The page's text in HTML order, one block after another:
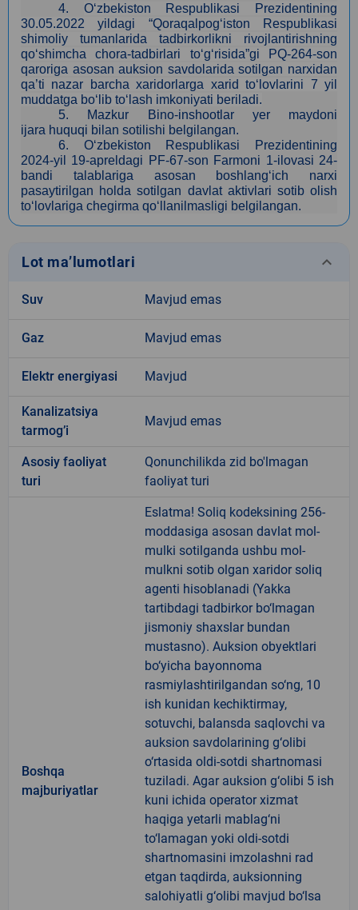
4. O‘zbekiston Respublikasi Prezidentining
30.05.2022 yildagi “Qoraqalpog‘iston Respublikasi
shimoliy tumanlarida tadbirkorlikni rivojlantirishning
qo‘shimcha chora-tadbirlari to‘g‘risida”gi PQ-264-son
qaroriga asosan auksion savdolarida sotilgan narxidan
qa’ti nazar barcha xaridorlarga xarid to‘lovlarini 7 yil
muddatga bo‘lib to‘lash imkoniyati beriladi.
5. Mazkur Bino-inshootlar yer maydoni
ijara huquqi bilan sotilishi belgilangan.
6. O‘zbekiston Respublikasi Prezidentining
2024-yil 19-apreldagi PF-67-son Farmoni 1-ilovasi 24-
bandi talablariga asosan boshlang‘ich narxi
pasaytirilgan holda sotilgan davlat aktivlari sotib olish
to‘lovlariga chegirma qo‘llanilmasligi belgilangan.
Lot ma’lumotlari keyboard_arrow_down
Suv Mavjud emas
Gaz Mavjud emas
Elektr energiyasi Mavjud
Kanalizatsiya
tarmogʼi
Mavjud emas
Аsosiy faoliyat
turi
Qonunchilikda zid bo'lmagan
faoliyat turi
Boshqa
majburiyatlar
Eslatma! Soliq kodeksining 256-
moddasiga asosan davlat mol-
mulki sotilganda ushbu mol-
mulkni sotib olgan xaridor soliq
agenti hisoblanadi (Yakka
tartibdagi tadbirkor bo‘lmagan
jismoniy shaxslar bundan
mustasno). Auksion obyektlari
bo‘yicha bayonnoma
rasmiylashtirilgandan so‘ng, 10
ish kunidan kechiktirmay,
sotuvchi, balansda saqlovchi va
auksion savdolarining g‘olibi
o‘rtasida oldi-sotdi shartnomasi
tuziladi. Agar auksion g‘olibi 5 ish
kuni ichida operator xizmat
haqiga yetarli mablag‘ni
to‘lamagan yoki oldi-sotdi
shartnomasini imzolashni rad
etgan taqdirda, auksionning
salohiyatli g‘olibi mavjud bo‘lsa